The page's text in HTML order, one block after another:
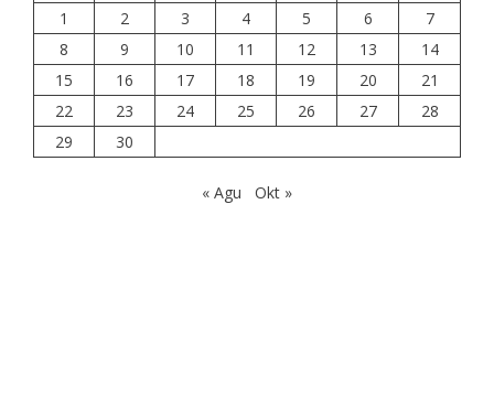
1
2 3 4 5 6
7
8
9 10 11 12 13
14
15
16 17 18 19 20
21
22
23 24 25 26 27
28
29
30
« Agu Okt »